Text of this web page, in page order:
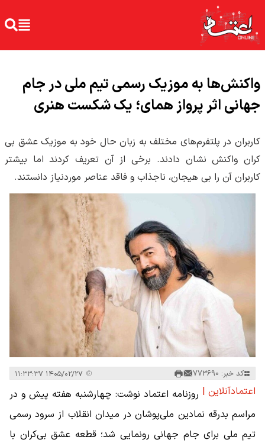
واکنش‌ها به موزیک رسمی تیم ملی در جام
جهانی اثر پرواز همای؛ یک شکست هنری
کاربران در پلتفرم‌های مختلف به زبان حال خود به موزیک عشق بی
کران واکنش نشان دادند. برخی از آن تعریف کردند اما بیشتر
کاربران آن را بی هیجان، ناجذاب و فاقد عناصر موردنیاز دانستند.
کد خبر: 773690
اعتمادآنلاین | روزنامه اعتماد نوشت: چهارشنبه هفته پیش و در
مراسم بدرقه نمادین ملی‌پوشان در میدان انقلاب از سرود رسمی
تیم ملی برای جام جهانی رونمایی شد؛ قطعه عشق بی‌کران با